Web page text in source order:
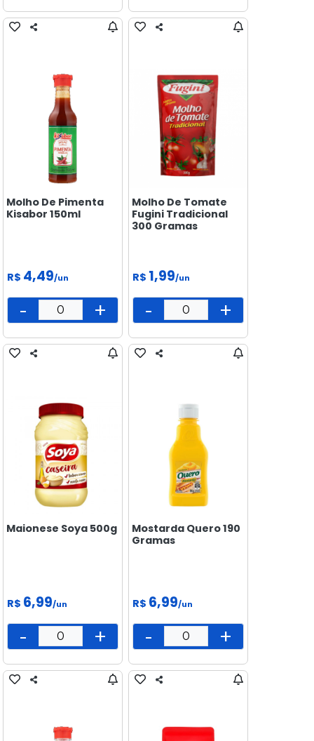
Molho De Pimenta
Kisabor 150ml
R$ 4,49/un
- +
Molho De Tomate
Fugini Tradicional
300 Gramas
R$ 1,99/un
- +
Maionese Soya 500g
R$ 6,99/un
- +
Mostarda Quero 190
Gramas
R$ 6,99/un
- +